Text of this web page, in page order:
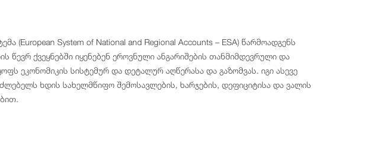
(European System of National and Regional Accounts – ESA) წარმოადგენს
ქვეყნებში იყენებენ ეროვნული ანგარიშების თანმიმდევრული და
ეკონომიკის სისტემურ და დეტალურ აღწერასა და გაზომვას. იგი ასევე
ხდის სახელმწიფო შემოსავლების, ხარჯების, დეფიციტისა და ვალის